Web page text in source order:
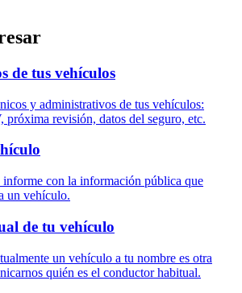
de tus vehículos
y administrativos de tus vehículos:
próxima revisión, datos del seguro, etc.
informe con la información pública que
un vehículo.
de tu vehículo
un vehículo a tu nombre es otra
quién es el conductor habitual.